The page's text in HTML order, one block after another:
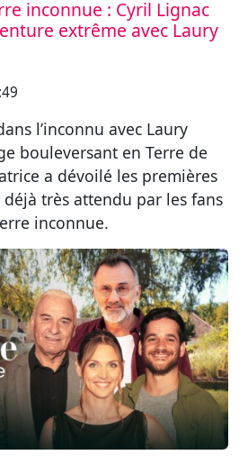
inconnue : Cyril Lignac
extrême avec Laury
l’inconnu avec Laury
bouleversant en Terre de
a dévoilé les premières
très attendu par les fans
inconnue.